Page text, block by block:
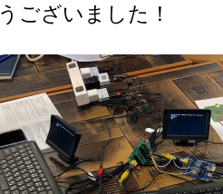
ございました！